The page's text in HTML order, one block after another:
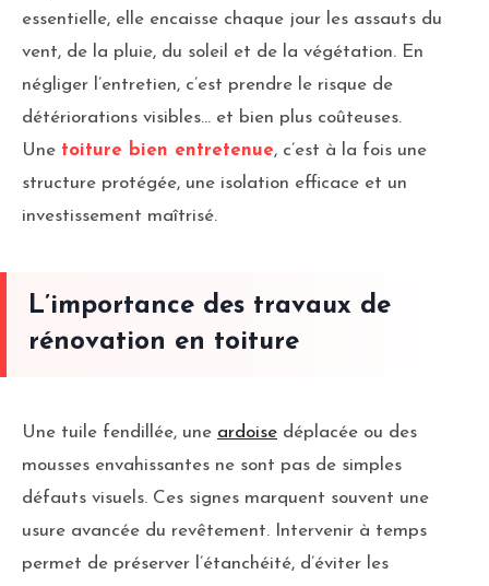
essentielle, elle encaisse chaque jour les assauts du
vent, de la pluie, du soleil et de la végétation. En
négliger l’entretien, c’est prendre le risque de
détériorations visibles… et bien plus coûteuses.
Une toiture bien entretenue, c’est à la fois une
structure protégée, une isolation efficace et un
investissement maîtrisé.
L’importance des travaux de
rénovation en toiture
Une tuile fendillée, une ardoise déplacée ou des
mousses envahissantes ne sont pas de simples
défauts visuels. Ces signes marquent souvent une
usure avancée du revêtement. Intervenir à temps
permet de préserver l’étanchéité, d’éviter les